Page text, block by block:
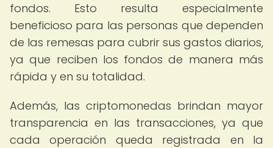
fondos. Esto resulta especialmente
beneficioso para las personas que dependen
de las remesas para cubrir sus gastos diarios,
ya que reciben los fondos de manera más
rápida y en su totalidad.
Además, las criptomonedas brindan mayor
transparencia en las transacciones, ya que
cada operación queda registrada en la